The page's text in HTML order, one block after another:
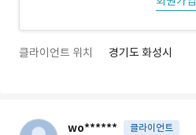
클라이언트 위치 경기도 화성시
wo****** 클라이언트